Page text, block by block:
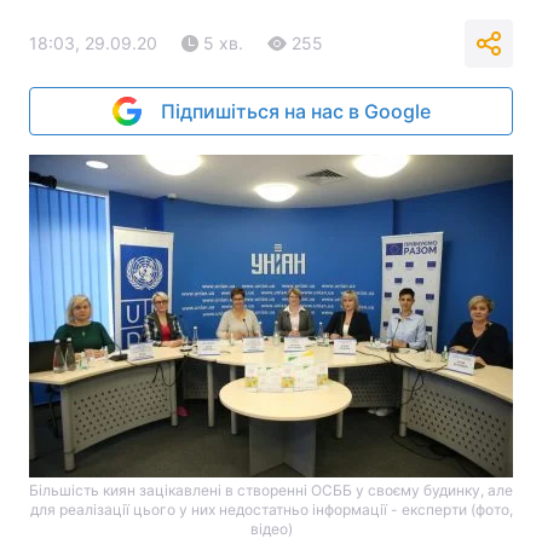
18:03, 29.09.20 5 хв. 255
Підпишіться на нас в Google
Більшість киян зацікавлені в створенні ОСББ у своєму будинку, але
для реалізації цього у них недостатньо інформації - експерти (фото,
відео)